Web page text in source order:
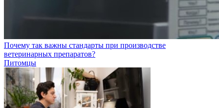
Почему так важны стандарты при производстве
ветеринарных препаратов?
Питомцы